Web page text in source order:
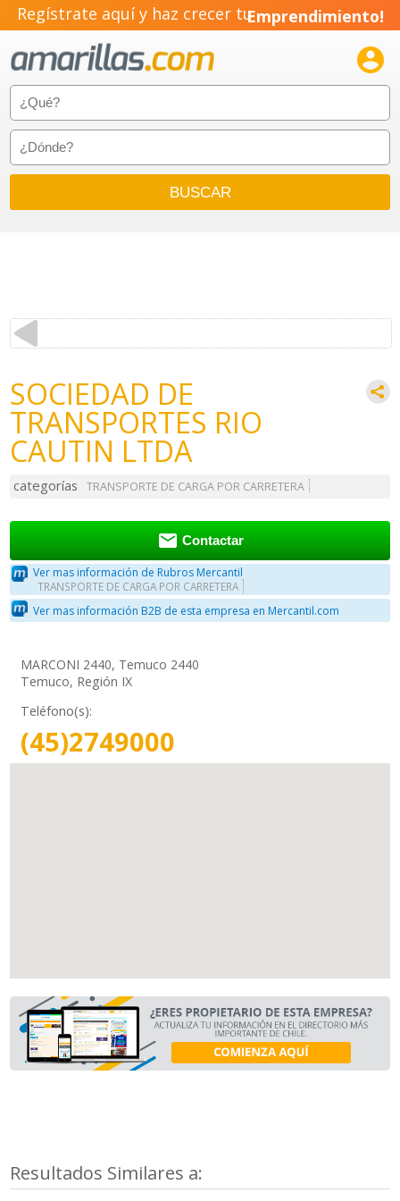
Regístrate aquí y haz crecer tuEmprendimiento!

SOCIEDAD DE
TRANSPORTES RIO
CAUTIN LTDA
categorías TRANSPORTE DE CARGA POR CARRETERA
 Contactar
Ver mas información de Rubros Mercantil
TRANSPORTE DE CARGA POR CARRETERA
Ver mas información B2B de esta empresa en Mercantil.com
MARCONI 2440, Temuco 2440
Temuco, Región IX
Teléfono(s):
(45)2749000
Resultados Similares a: